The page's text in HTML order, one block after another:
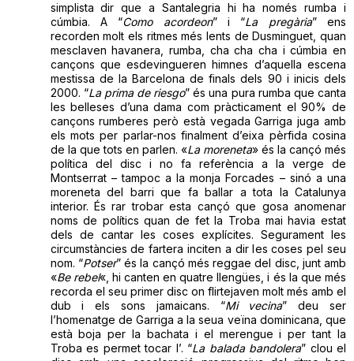
simplista dir que a Santalegria hi ha només rumba i
cúmbia. A “Como acordeon” i “La pregària” ens
recorden molt els ritmes més lents de Dusminguet, quan
mesclaven havanera, rumba, cha cha cha i cúmbia en
cançons que esdevingueren himnes d’aquella escena
mestissa de la Barcelona de finals dels 90 i inicis dels
2000. “La prima de riesgo” és una pura rumba que canta
les belleses d’una dama com pràcticament el 90% de
cançons rumberes però està vegada Garriga juga amb
els mots per parlar-nos finalment d’eixa pèrfida cosina
de la que tots en parlen. «La moreneta» és la cançó més
política del disc i no fa referència a la verge de
Montserrat – tampoc a la monja Forcades – sinó a una
moreneta del barri que fa ballar a tota la Catalunya
interior. És rar trobar esta cançó que gosa anomenar
noms de polítics quan de fet la Troba mai havia estat
dels de cantar les coses explícites. Segurament les
circumstàncies de fartera inciten a dir les coses pel seu
nom. “Potser” és la cançó més reggae del disc, junt amb
«Be rebel«, hi canten en quatre llengües, i és la que més
recorda el seu primer disc on flirtejaven molt més amb el
dub i els sons jamaicans. “Mi vecina” deu ser
l’homenatge de Garriga a la seua veïna dominicana, que
està boja per la bachata i el merengue i per tant la
Troba es permet tocar l’. “La balada bandolera” clou el